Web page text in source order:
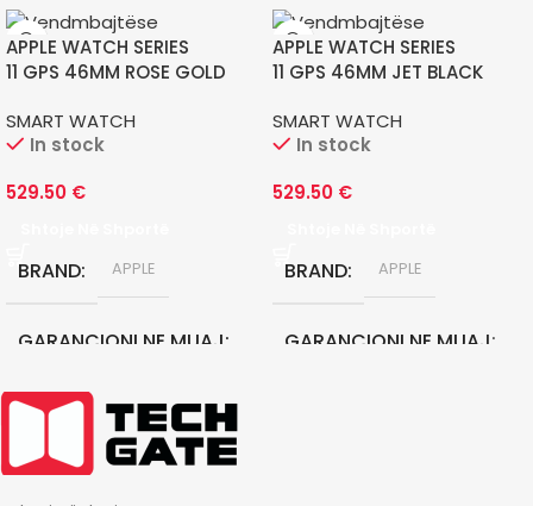
APPLE WATCH SERIES
11 GPS 46MM ROSE GOLD
BLUSH SPORT B
SMART WATCH
In stock
529.50 €
BRAND APPLE
GARANCIONI NE MUAJ
12
APPLE WATCH SERIES
11 GPS 46MM JET BLACK
BLACK SPORT BAND M/
SMART WATCH
In stock
529.50 €
BRAND APPLE
GARANCIONI NE MUAJ